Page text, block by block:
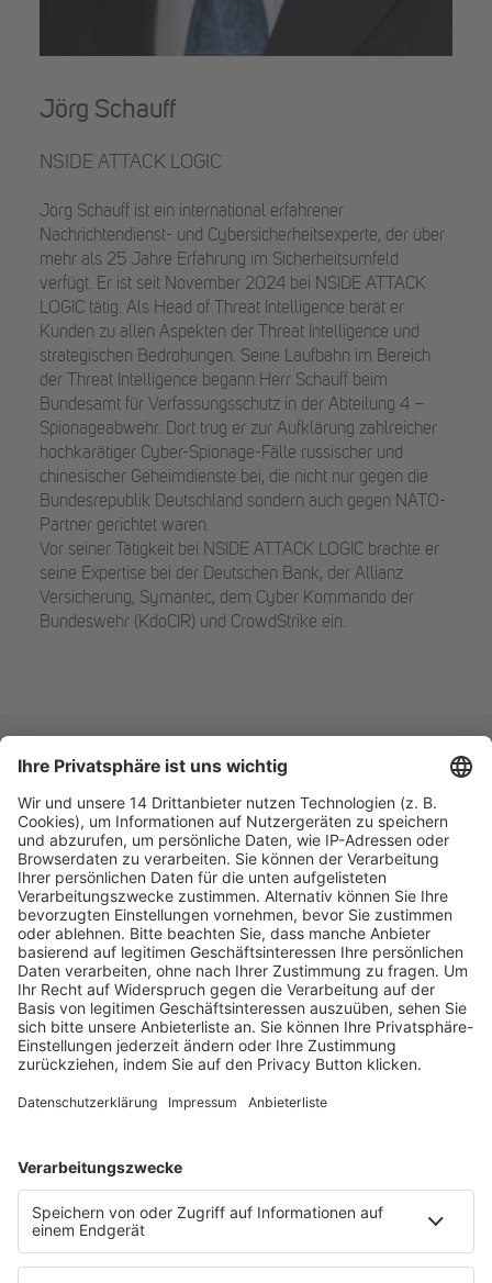
Jörg Schauff
NSIDE ATTACK LOGIC
Jörg Schauff ist ein international erfahrener
Nachrichtendienst- und Cybersicherheitsexperte, der über
mehr als 25 Jahre Erfahrung im Sicherheitsumfeld
verfügt. Er ist seit November 2024 bei NSIDE ATTACK
LOGIC tätig. Als Head of Threat Intelligence berät er
Kunden zu allen Aspekten der Threat Intelligence und
strategischen Bedrohungen. Seine Laufbahn im Bereich
der Threat Intelligence begann Herr Schauff beim
Bundesamt für Verfassungsschutz in der Abteilung 4 –
Spionageabwehr. Dort trug er zur Aufklärung zahlreicher
hochkarätiger Cyber-Spionage-Fälle russischer und
chinesischer Geheimdienste bei, die nicht nur gegen die
Bundesrepublik Deutschland sondern auch gegen NATO-
Partner gerichtet waren.
Vor seiner Tätigkeit bei NSIDE ATTACK LOGIC brachte er
seine Expertise bei der Deutschen Bank, der Allianz
Versicherung, Symantec, dem Cyber Kommando der
Bundeswehr (KdoCIR) und CrowdStrike ein.
Fachmedien Recht und Wirtschaft
Ein Fachbereich der
dfv Mediengruppe
Mainzer Landstr. 251
60326 Frankfurt am Main
E-Mail:info@ruw.de
Web:https://www.ruw.de
AGB
Datenschutzerklärung
Genderhinweis
Cookie-Einstellungen